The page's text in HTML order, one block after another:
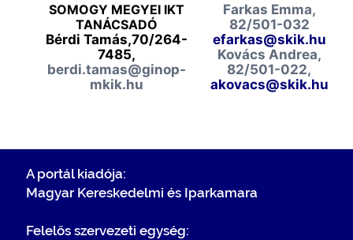
SOMOGY MEGYEI IKT
TANÁCSADÓ
Bérdi Tamás,70/264-
7485,
berdi.tamas@ginop-
mkik.hu
Farkas Emma,
82/501-032
efarkas@skik.hu
Kovács Andrea,
82/501-022,
akovacs@skik.hu
A portál kiadója:
Magyar Kereskedelmi és Iparkamara
Felelős szervezeti egység: